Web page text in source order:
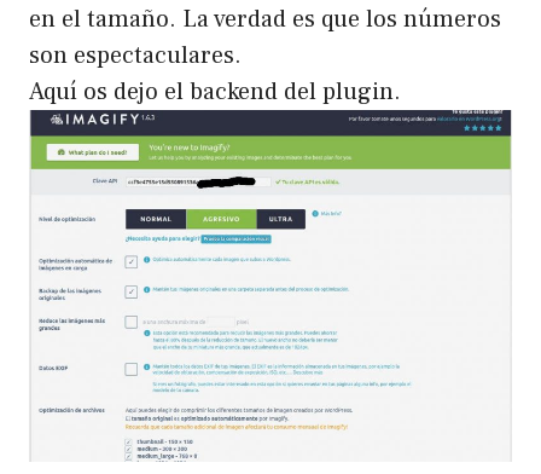
en el tamaño. La verdad es que los números
son espectaculares.
Aquí os dejo el backend del plugin.